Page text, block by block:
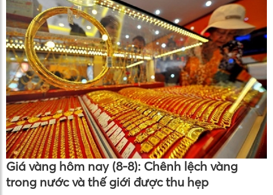
Giá vàng hôm nay (8-8): Chênh lệch vàng
trong nước và thế giới được thu hẹp